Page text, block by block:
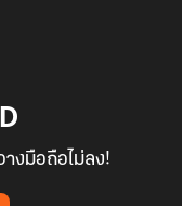
งมือถือไม่ลง!